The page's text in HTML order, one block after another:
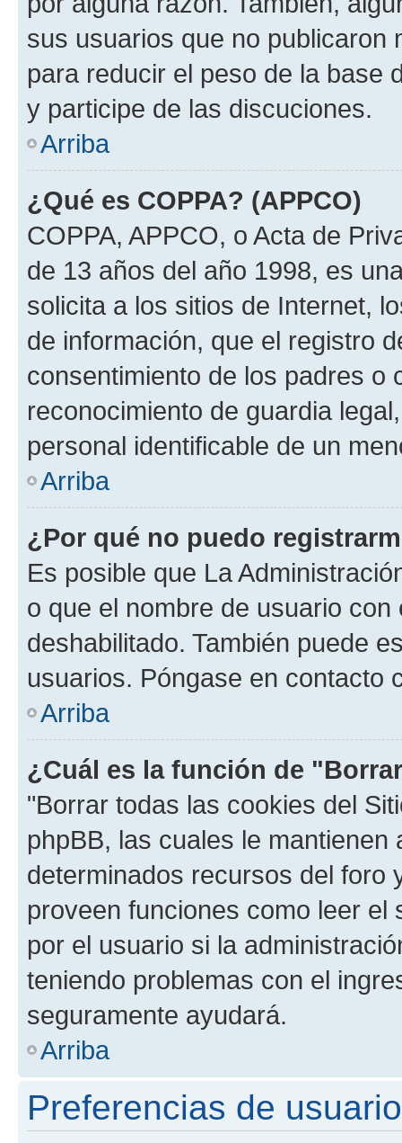
sus usuarios que no publicaron
para reducir el peso de la base
y participe de las discuciones.
Arriba
¿Qué es COPPA? (APPCO)
COPPA, APPCO, o Acta de
de 13 años del año 1998, es
solicita a los sitios de Internet,
de información, que el registro
consentimiento de los padres o
reconocimiento de guardia
personal identificable de un
Arriba
¿Por qué no puedo
Es posible que La
o que el nombre de usuario
deshabilitado. También puede
usuarios. Póngase en contacto
Arriba
¿Cuál es la función de
"Borrar todas las cookies del
phpBB, las cuales le
determinados recursos del foro
proveen funciones como leer el
por el usuario si la
teniendo problemas con el
seguramente ayudará.
Arriba
Preferencias de